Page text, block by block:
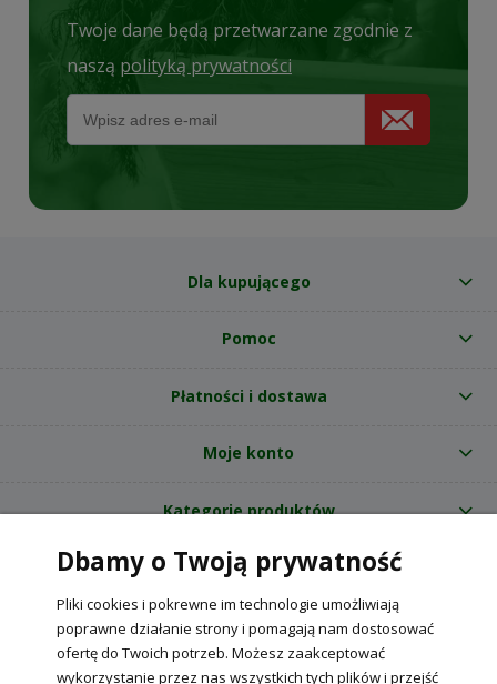
Twoje dane będą przetwarzane zgodnie z
naszą polityką prywatności
Dla kupującego
Pomoc
Płatności i dostawa
Moje konto
Kategorie produktów
O nas
Internetowy sklep ogrodniczy z nasionami RajOgrodnika.pl
NIP: 6090037061, REGON: 260240470 | Czarnca, ul. Tęczowa 31, 29-100
Włoszczowa
Dbamy o Twoją prywatność
Pliki cookies i pokrewne im technologie umożliwiają
poprawne działanie strony i pomagają nam dostosować
ofertę do Twoich potrzeb. Możesz zaakceptować
wykorzystanie przez nas wszystkich tych plików i przejść